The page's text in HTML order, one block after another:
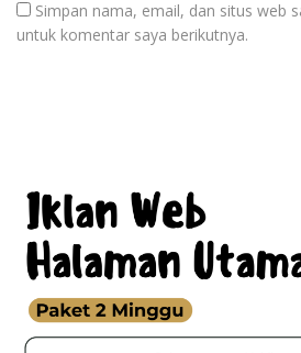
Simpan nama, email, dan situs web
untuk komentar saya berikutnya.